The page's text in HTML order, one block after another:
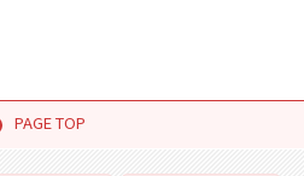
PAGE TOP